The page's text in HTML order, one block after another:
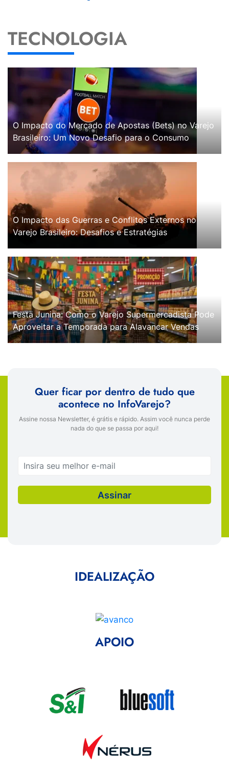
TECNOLOGIA
O Impacto do Mercado de Apostas (Bets) no Varejo
Brasileiro: Um Novo Desafio para o Consumo
O Impacto das Guerras e Conflitos Externos no
Varejo Brasileiro: Desafios e Estratégias
Festa Junina: Como o Varejo Supermercadista Pode
Aproveitar a Temporada para Alavancar Vendas
Quer ficar por dentro de tudo que
acontece no InfoVarejo?
Assine nossa Newsletter, é grátis e rápido. Assim você nunca perde
nada do que se passa por aqui!
IDEALIZAÇÃO
APOIO